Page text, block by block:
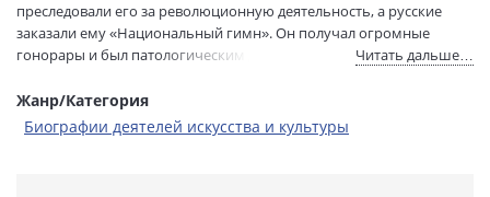
Страниц:
397
Тираж:
2000 экз.
Код товара:
Артикул:
ISBN:
978-5-235-05215-4
преследовали его за революционную деятельность, а русские
заказали ему «Национальный гимн». Он получал огромные
гонорары и был патологическим должником из-за своей
революционером М. Бакуниным, баварским королем Людвигом
II, философами А. Шопенгауэром и Ф. Ницше, породнился с Ф.
Читать дальше…
Жанр/Категория
Биографии деятелей искусства и культуры